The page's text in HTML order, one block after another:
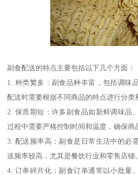
副食配送的特点主要包括以下几个方面：
1. 种类繁多：副食品种丰富，包括调味
配送时需要根据不同商品的特点进行分类
2. 保质期短：许多副食品如新鲜调味品
过程中需要严格控制时间和温度，确保商
3. 配送频率高：副食是日常生活中的必
送频率较高，尤其是餐饮行业和零售店铺。
4. 订单碎片化：副食订单通常以小批量